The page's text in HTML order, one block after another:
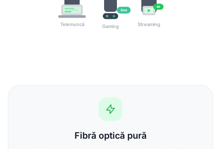
Telemuncă
2ms
Gaming
4K
Streaming
Fibră optică pură